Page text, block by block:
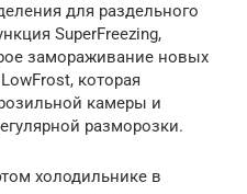
для раздельного
SuperFreezing,
замораживание новых
которая
камеры и
разморозки.
холодильнике в